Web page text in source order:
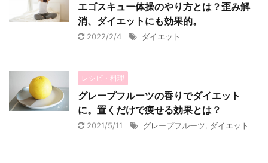
エゴスキュー体操のやり方とは？歪み解
消、ダイエットにも効果的。
2022/2/4 ダイエット
レシピ・料理
グレープフルーツの香りでダイエット
に。置くだけで痩せる効果とは？
2021/5/11 グレープフルーツ ダイエット